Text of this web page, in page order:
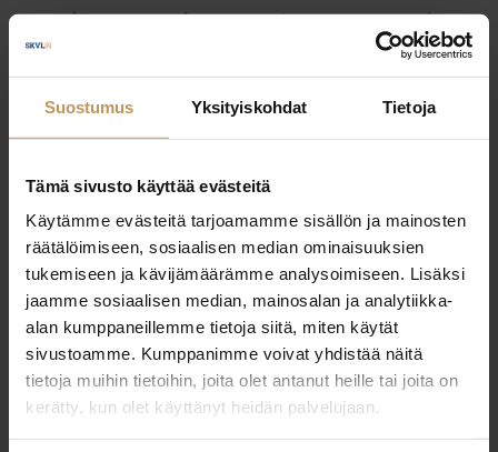
Suostumus Yksityiskohdat Tietoja
Tämä sivusto käyttää evästeitä
Käytämme evästeitä tarjoamamme sisällön ja mainosten
räätälöimiseen, sosiaalisen median ominaisuuksien
tukemiseen ja kävijämäärämme analysoimiseen. Lisäksi
jaamme sosiaalisen median, mainosalan ja analytiikka-
alan kumppaneillemme tietoja siitä, miten käytät
sivustoamme. Kumppanimme voivat yhdistää näitä
tietoja muihin tietoihin, joita olet antanut heille tai joita on
kerätty, kun olet käyttänyt heidän palvelujaan.